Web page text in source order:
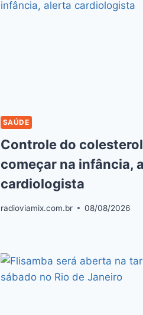
SAÚDE
Controle do
começar na infância,
cardiologista
radioviamix.com.br 08/08/2026